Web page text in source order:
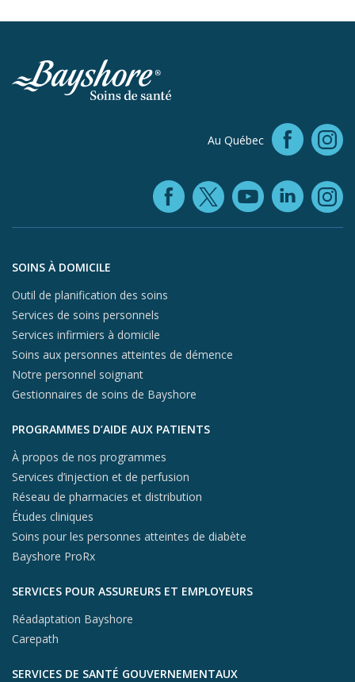
Au Québec
Facebook
X (opens
Aller au contenu du pied de page
SOINS À DOMICILE
Outil de planification des soins
Services de soins personnels
Services infirmiers à domicile
Soins aux personnes atteintes de démence
Notre personnel soignant
Gestionnaires de soins de Bayshore
PROGRAMMES D’AIDE AUX PATIENTS
À propos de nos programmes
Services d’injection et de perfusion
Réseau de pharmacies et distribution
Études cliniques
Soins pour les personnes atteintes de diabète
Bayshore ProRx
SERVICES POUR ASSUREURS ET EMPLOYEURS
Réadaptation Bayshore
Carepath
SERVICES DE SANTÉ GOUVERNEMENTAUX